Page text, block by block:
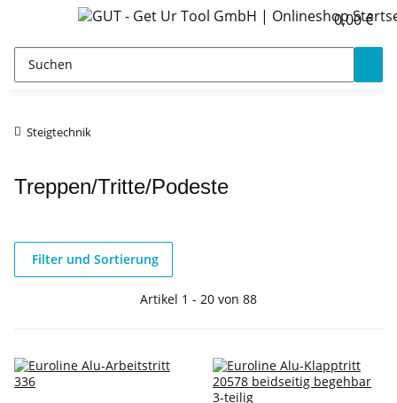
0,00 €
Steigtechnik
Treppen/Tritte/Podeste
Filter und Sortierung
Artikel 1 - 20 von 88